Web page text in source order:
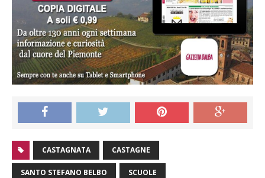
CASTAGNATA CASTAGNE
SANTO STEFANO BELBO SCUOLE